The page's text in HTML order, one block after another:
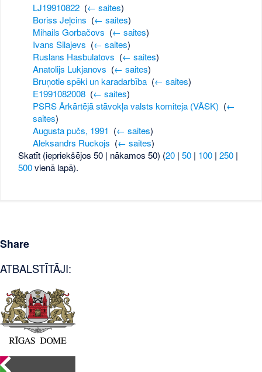
LJ19910822‎ (← saites)
Boriss Jeļcins (← saites)
Mihails Gorbačovs (← saites)
Ivans Silajevs (← saites)
Ruslans Hasbulatovs (← saites)
Anatolijs Lukjanovs (← saites)
Bruņotie spēki un karadarbība‎ (← saites)
E1991082008‎ (← saites)
PSRS Ārkārtējā stāvokļa valsts komiteja (VĀSK) (←
saites)
Augusta pučs, 1991 (← saites)
Aleksandrs Ruckojs (← saites)
Skatīt (iepriekšējos 50 | nākamos 50) (20 |50 | 100 |250 |
500vienā lapā).
Share
ATBALSTĪTĀJI: